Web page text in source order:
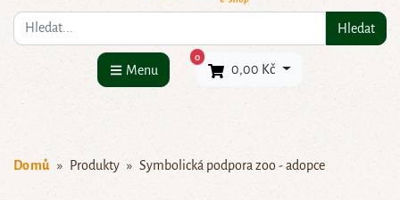
Co hledáte? Hledat
Menu
0×
0,00 Kč
Domů Produkty Symbolická podpora zoo - adopce